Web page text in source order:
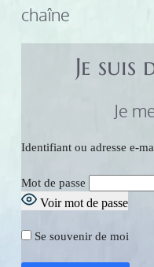
chaîne
Je suis
Je
Identifiant ou adresse e-
Mot de passe
Voir mot de passe
Se souvenir de moi